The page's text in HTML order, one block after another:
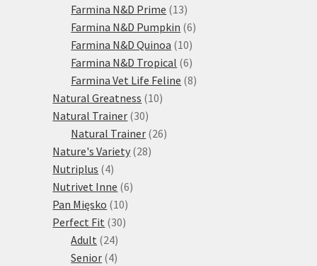
produktů
Farmina N&D Prime 1313
produktů
Farmina N&D Pumpkin 66
Farmina N&D Quinoa 1010
produktů
Farmina N&D Tropical 66
produktů
Farmina Vet Life Feline 88
Natural Greatness 1010
Natural Trainer 3030
produktů
Natural Trainer 2626
Nature's Variety 2828
Nutriplus 44
produkty
Nutrivet Inne 66
Pan Mięsko 1010
produktů
Perfect Fit 3030
Adult 2424
produktů
Senior 44